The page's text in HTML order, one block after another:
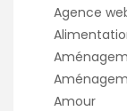
Agence
Amour